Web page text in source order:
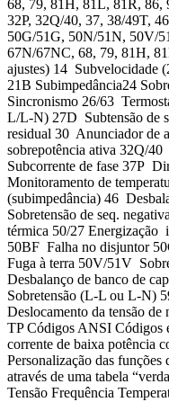
68, 79, 81H, 81L, 81R, 86,
32P, 32Q/40, 37, 38/49T,
50G/51G, 50N/51N, 50V/
67N/67NC, 68, 79, 81H,
ajustes) 14 Subvelocidade
21B Subimpedância24
Sincronismo 26/63
L/L-N) 27D Subtensão de
residual 30 Anunciador de
sobrepotência ativa 32Q/
Subcorrente de fase 37P
Monitoramento de
(subimpedância) 46
Sobretensão de seq.
térmica 50/27 Energização
50BF Falha no disjuntor
Fuga à terra 50V/51V
Desbalanço de banco de
Sobretensão (L-L ou L-N)
Deslocamento da tensão
TP Códigos ANSI Códigos
corrente de baixa potência
Personalização das
através de uma tabela
Tensão Frequência